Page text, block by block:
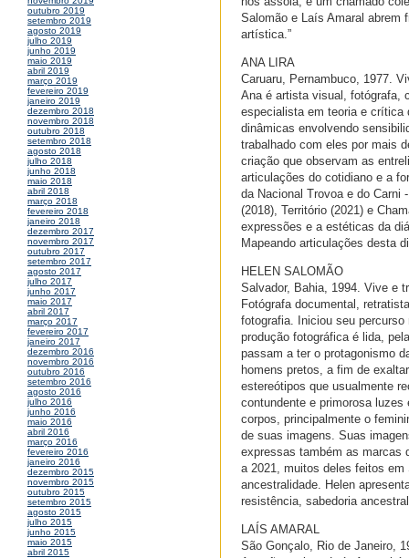
outubro 2019
setembro 2019
agosto 2019
julho 2019
junho 2019
maio 2019
abril 2019
março 2019
fevereiro 2019
janeiro 2019
dezembro 2018
novembro 2018
outubro 2018
setembro 2018
agosto 2018
julho 2018
junho 2018
maio 2018
abril 2018
março 2018
fevereiro 2018
janeiro 2018
dezembro 2017
novembro 2017
outubro 2017
setembro 2017
agosto 2017
julho 2017
junho 2017
maio 2017
abril 2017
março 2017
fevereiro 2017
janeiro 2017
dezembro 2016
novembro 2016
outubro 2016
setembro 2016
agosto 2016
julho 2016
junho 2016
maio 2016
abril 2016
março 2016
fevereiro 2016
janeiro 2016
dezembro 2015
novembro 2015
outubro 2015
setembro 2015
agosto 2015
julho 2015
junho 2015
maio 2015
abril 2015
Salomão e Laís Amaral abrem
artística.”
ANA LIRA
Caruaru, Pernambuco, 1977.
Ana é artista visual, fotógrafa,
especialista em teoria e crítica
dinâmicas envolvendo
trabalhado com eles por mais
criação que observam as
articulações do cotidiano e a
da Nacional Trovoa e do Carni
(2018), Território (2021) e
expressões e a estéticas da
Mapeando articulações desta
HELEN SALOMÃO
Salvador, Bahia, 1994. Vive e
Fotógrafa documental,
fotografia. Iniciou seu
produção fotográfica é lida,
passam a ter o protagonismo
homens pretos, a fim de
estereótipos que usualmente
contundente e primorosa
corpos, principalmente o
de suas imagens. Suas
expressas também as marcas
a 2021, muitos deles feitos em
ancestralidade. Helen
resistência, sabedoria
LAÍS AMARAL
São Gonçalo, Rio de Janeiro,